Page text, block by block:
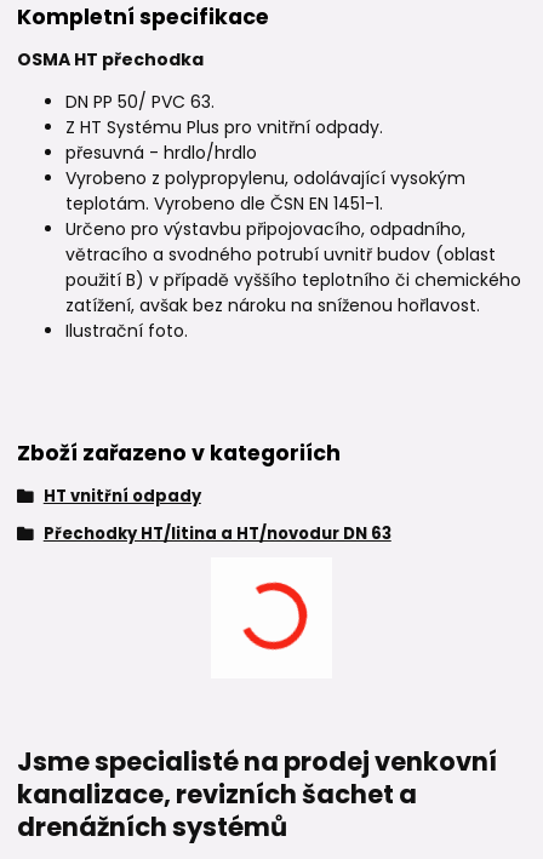
Kompletní specifikace
OSMA HT přechodka
DN PP 50/ PVC 63.
Z HT Systému Plus pro vnitřní odpady.
přesuvná - hrdlo/hrdlo
Vyrobeno z polypropylenu, odolávající vysokým
teplotám. Vyrobeno dle ČSN EN 1451-1.
Určeno pro výstavbu připojovacího, odpadního,
větracího a svodného potrubí uvnitř budov (oblast
použití B) v případě vyššího teplotního či chemického
zatížení, avšak bez nároku na sníženou hořlavost.
Ilustrační foto.
Zboží zařazeno v kategoriích
HT vnitřní odpady
Přechodky HT/litina a HT/novodur DN 63
Jsme specialisté na prodej venkovní
kanalizace, revizních šachet a
drenážních systémů